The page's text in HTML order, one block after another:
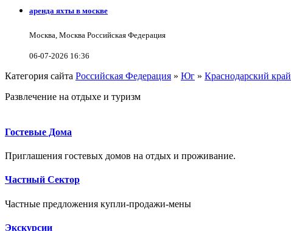
аренда яхты в москве
Москва, Москва Российская Федерация
06-07-2026 16:36
Категория сайта Российская Федерация » Юг » Краснодарский край
Развлечение на отдыхе и туризм
Гостевые Дома
Приглашения гостевых домов на отдых и проживание.
Частный Сектор
Частные предложения купли-продажи-мены
Экскурсии